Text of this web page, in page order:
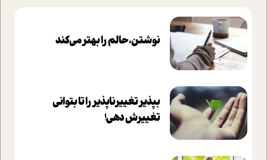
نوشتن، حالم را بهتر می‌کند
بپذير تغييرناپذير را تا بتواني
تغييرش دهي!‏